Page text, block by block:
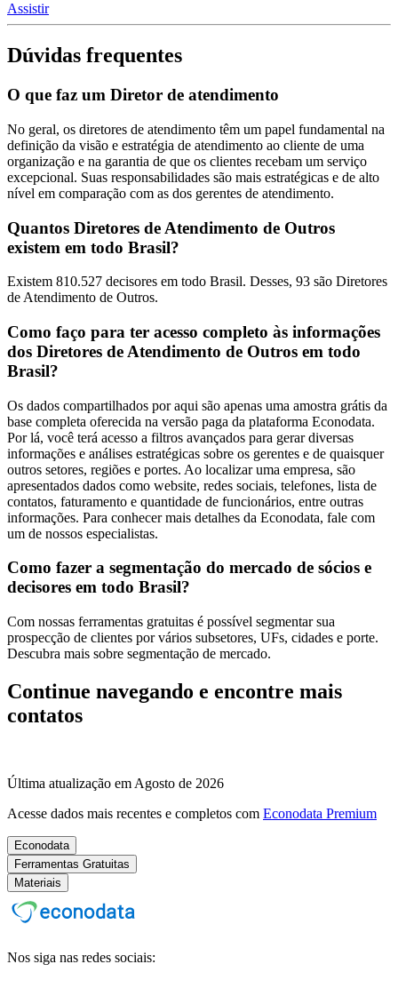
Assistir
Dúvidas frequentes
O que faz um Diretor de atendimento
No geral, os diretores de atendimento têm um papel fundamental na
definição da visão e estratégia de atendimento ao cliente de uma
organização e na garantia de que os clientes recebam um serviço
excepcional. Suas responsabilidades são mais estratégicas e de alto
nível em comparação com as dos gerentes de atendimento.
Quantos Diretores de Atendimento de Outros
existem em todo Brasil?
Existem 810.527 decisores em todo Brasil. Desses, 93 são Diretores
de Atendimento de Outros.
Como faço para ter acesso completo às informações
dos Diretores de Atendimento de Outros em todo
Brasil?
Os dados compartilhados por aqui são apenas uma amostra grátis da
base completa oferecida na versão paga da plataforma Econodata.
Por lá, você terá acesso a filtros avançados para gerar diversas
informações e análises estratégicas sobre os gerentes e de quaisquer
outros setores, regiões e portes. Ao localizar uma empresa, são
apresentados dados como website, redes sociais, telefones, lista de
contatos, faturamento e quantidade de funcionários, entre outras
informações. Para conhecer mais detalhes da Econodata, fale com
um de nossos especialistas.
Como fazer a segmentação do mercado de sócios e
decisores em todo Brasil?
Com nossas ferramentas gratuitas é possível segmentar sua
prospecção de clientes por vários subsetores, UFs, cidades e porte.
Descubra mais sobre segmentação de mercado.
Continue navegando e encontre mais
contatos
Última atualização em Agosto de 2026
Acesse dados mais recentes e completos com Econodata Premium
Econodata
Ferramentas Gratuitas
Materiais
Nos siga nas redes sociais: